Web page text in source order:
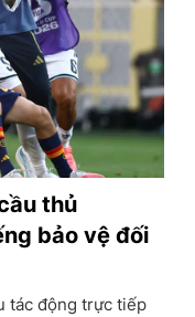
thủ
bảo vệ đối
tác động trực tiếp